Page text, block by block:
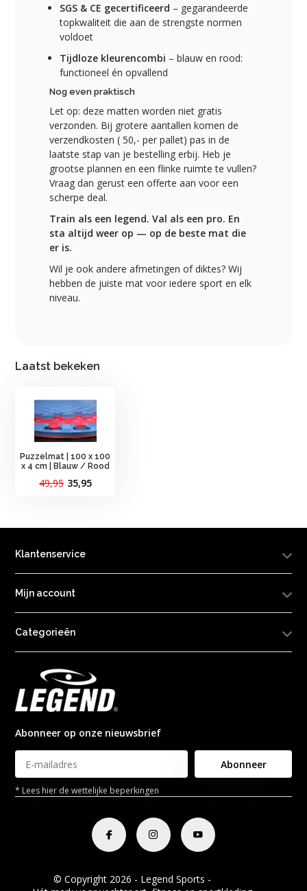
SGS & CE gecertificeerd – gegarandeerde
topkwaliteit die aan de strengste normen
voldoet
Tijdloze kleurencombi – blauw en rood:
functioneel én opvallend
Nog even praktisch
Let op: deze matten worden niet gratis
verzonden. Bij grotere aantallen komen de
verzendkosten ( 50,- per pallet) pas in de
laatste stap van je bestelling erbij. Heb je
grootse plannen en een flinke ruimte te vullen?
Vraag dan gerust een offerte aan voor een
scherpe deal.
Train als een legend. Val als een pro. En
sta altijd weer op — op de beste mat die
er is.
Wil je ook andere afmetingen of diktes? Wij
hebben de juiste mat voor iedere sport en elk
niveau.
Laatst bekeken
Puzzelmat | 100 x 100
x 4 cm | Blauw / Rood
49,95 35,95
Klantenservice
Mijn account
Categorieën
Abonneer op onze nieuwsbrief
Abonneer
* Lees hier de wettelijke beperkingen
© Copyright 2026 - Legend Sports -